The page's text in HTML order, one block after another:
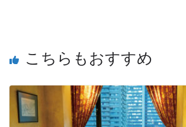
こちらもおすすめ